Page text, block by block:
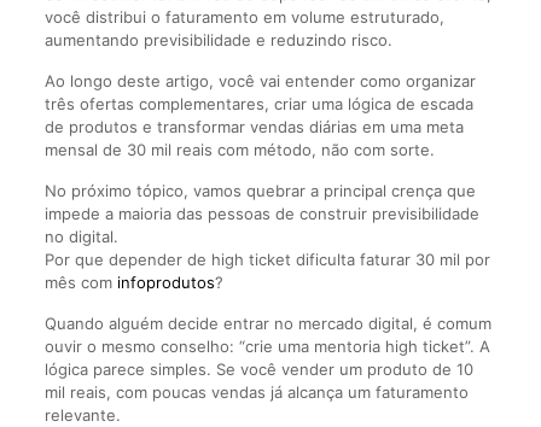
você distribui o faturamento em volume estruturado,
aumentando previsibilidade e reduzindo risco.
Ao longo deste artigo, você vai entender como organizar
três ofertas complementares, criar uma lógica de escada
de produtos e transformar vendas diárias em uma meta
mensal de 30 mil reais com método, não com sorte.
No próximo tópico, vamos quebrar a principal crença que
impede a maioria das pessoas de construir previsibilidade
no digital.
Por que depender de high ticket dificulta faturar 30 mil por
mês com infoprodutos?
Quando alguém decide entrar no mercado digital, é comum
ouvir o mesmo conselho: “crie uma mentoria high ticket”. A
lógica parece simples. Se você vender um produto de 10
mil reais, com poucas vendas já alcança um faturamento
relevante.